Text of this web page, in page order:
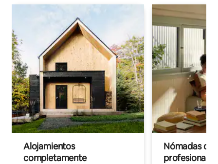
Alojamientos
completamente
Nómadas